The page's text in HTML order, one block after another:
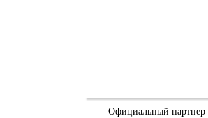
Официальный партнер